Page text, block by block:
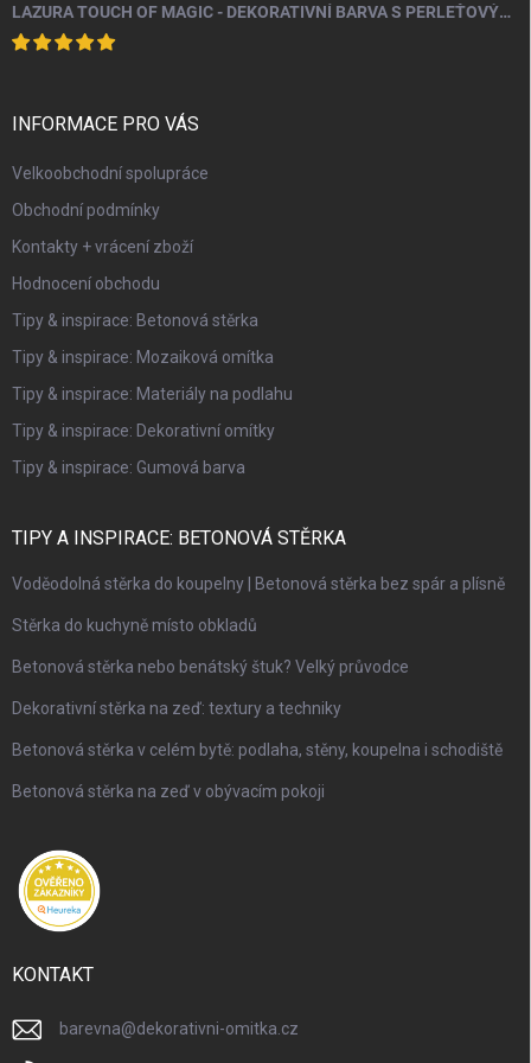
LAZURA TOUCH OF MAGIC - DEKORATIVNÍ BARVA S PERLEŤOVÝM EFEKTEM 100 ML
INFORMACE PRO VÁS
Velkoobchodní spolupráce
Obchodní podmínky
Kontakty + vrácení zboží
Hodnocení obchodu
Tipy & inspirace: Betonová stěrka
Tipy & inspirace: Mozaiková omítka
Tipy & inspirace: Materiály na podlahu
Tipy & inspirace: Dekorativní omítky
Tipy & inspirace: Gumová barva
TIPY A INSPIRACE: BETONOVÁ STĚRKA
Voděodolná stěrka do koupelny | Betonová stěrka bez spár a plísně
Stěrka do kuchyně místo obkladů
Betonová stěrka nebo benátský štuk? Velký průvodce
Dekorativní stěrka na zeď: textury a techniky
Betonová stěrka v celém bytě: podlaha, stěny, koupelna i schodiště
Betonová stěrka na zeď v obývacím pokoji
KONTAKT
barevna@dekorativni-omitka.cz